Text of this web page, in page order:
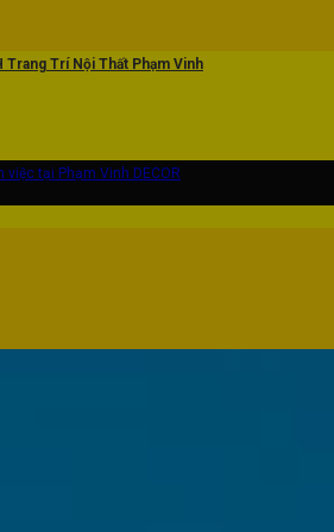
Trang Trí Nội Thất Phạm Vinh
tại Phạm Vinh DECOR